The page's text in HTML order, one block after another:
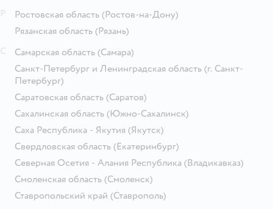
Ростовская область (Ростов-на-Дону)
Рязанская область (Рязань)
Самарская область (Самара)
Санкт-Петербург и Ленинградская область (г. Санкт-
Петербург)
Саратовская область (Саратов)
Сахалинская область (Южно-Сахалинск)
Саха Республика - Якутия (Якутск)
Свердловская область (Екатеринбург)
Северная Осетия - Алания Республика (Владикавказ)
Смоленская область (Смоленск)
Ставропольский край (Ставрополь)